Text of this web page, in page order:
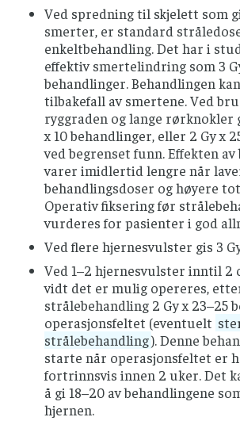
Ved spredning til skjelett som
smerter, er standard
enkeltbehandling. Det har i
effektiv smertelindring som 3
behandlinger. Behandlingen
tilbakefall av smertene. Ved
ryggraden og lange rørknokler
x 10 behandlinger, eller 2 Gy x
ved begrenset funn. Effekten
varer imidlertid lengre når
behandlingsdoser og høyere
Operativ fiksering før
vurderes for pasienter i god
Ved flere hjernesvulster gis 3
Ved 1–2 hjernesvulster inntil 2
vidt det er mulig opereres,
strålebehandling 2 Gy x 23–25
operasjonsfeltet (eventuelt
strålebehandling). Denne
starte når operasjonsfeltet er
fortrinnsvis innen 2 uker. Det
å gi 18–20 av behandlingene
hjernen.